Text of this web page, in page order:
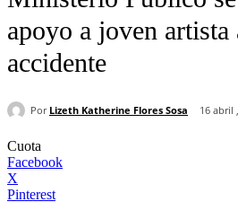
apoyo a joven artista
accidente
Por Lizeth Katherine Flores Sosa 16 abril
Cuota
Facebook
X
Pinterest